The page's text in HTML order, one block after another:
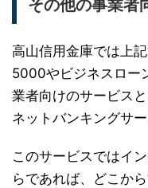
その他の事業者
高山信用金庫では上
5000やビジネスロー
業者向けのサービス
ネットバンキングサ
このサービスではイ
らであれば、どこか